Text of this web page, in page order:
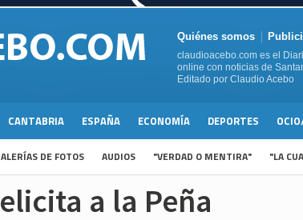
Quiénes somos
claudioacebo.com es el
online con noticias de
Editado por Claudio Acebo
CANTABRIA ESPAÑA ECONOMÍA DEPORTES
DE FOTOS AUDIOS "VERDAD O MENTIRA" "LA
a la Peña